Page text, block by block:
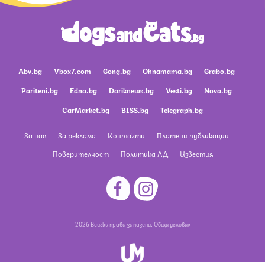
Abv.bg Vbox7.com Gong.bg Ohnamama.bg
Grabo.bg
Pariteni.bg
Edna.bg Dariknews.bg Vesti.bg
Nova.bg
CarMarket.bg
BISS.bg Telegraph.bg
За нас За реклама Контакти
Платени публикации
Поверителност
Политика ЛД Известия
2026 Всички права запазени. Общи условия